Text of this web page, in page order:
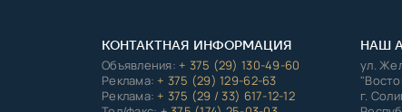
КОНТАКТНАЯ ИНФОРМАЦИЯ
Объявления:+ 375 (29) 130-49-60
Реклама:+ 375 (29) 129-62-63
Реклама:+ 375 (29 / 33) 617-12-12
НАШ
ул.
г.